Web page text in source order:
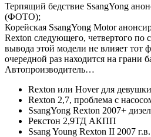
Терпящий бедствие SsangYong
(ФОТО);
Корейская SsangYong Motor
Rexton следующего, четвертого по
вывода этой модели не влияет тот
очередной раз находится на грани
Автопроизводитель…
Rexton или Hover для
Rexton 2,7, проблема с
SsangYong Rexton 2007+
Рекстон 2,9ТД АКПП
Ssang Young Rexton II 2007